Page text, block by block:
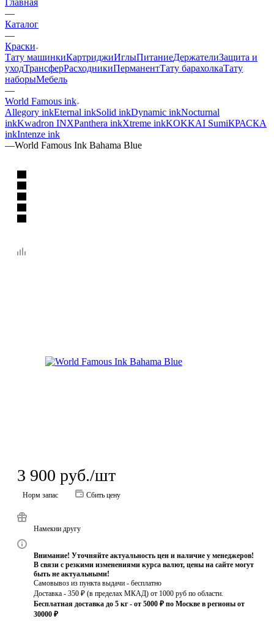
—
Каталог
—
Краски
Тату машинкиКартриджиИглыПитаниеДержателиЗащита и
уходТрансферРасходникиПерманентТату барахолкаТату
наборыМебель
—
World Famous ink
Allegory inkEternal inkSolid inkDynamic inkNocturnal
inkKwadron INXPanthera inkXtreme inkKOKKAI SumiКРАСКА
inkIntenze ink
—World Famous Ink Bahama Blue
3 900 руб./шт
Норм запас Сбить цену
Намекни другу
Внимание! Уточняйте актуальность цен и наличие у менеджеров!
В связи с резкими изменениями курса валют, цены на сайте могут
быть не актуальными!
Самовывоз из пункта выдачи - бесплатно
Доставка - 350 ₽ (в пределах МКАД) от 1000 руб по области.
Бесплатная доставка до 5 кг - от 5000 ₽ по Москве в регионы от
30000 ₽